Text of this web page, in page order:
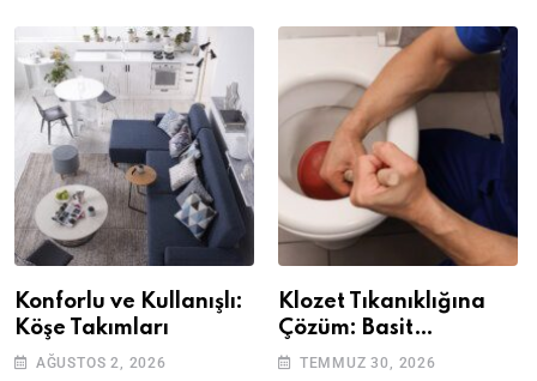
Konforlu ve Kullanışlı:
Köşe Takımları
AĞUSTOS 2, 2026
Klozet Tıkanıklığına
Çözüm: Basit
Adımlarla Klozetinizi
TEMMUZ 30, 2026